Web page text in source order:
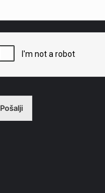
Pošalji